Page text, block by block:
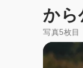
から
写真5枚目